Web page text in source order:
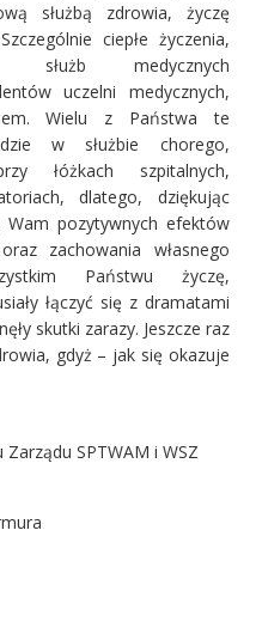
służbą zdrowia, życzę
ciepłe życzenia,
medycznych
uczelni medycznych,
Wielu z Państwa te
w służbie chorego,
łóżkach szpitalnych,
dlatego, dziękując
pozytywnych efektów
zachowania własnego
Państwu życzę,
łączyć się z dramatami
skutki zarazy. Jeszcze raz
gdyż – jak się okazuje
i WSZ